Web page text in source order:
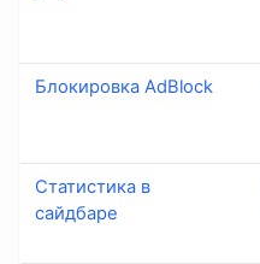
Блокировка AdBlock
Статистика в
сайдбаре